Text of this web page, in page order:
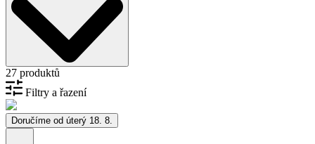
27 produktů
Filtry a řazení
Doručíme od úterý 18. 8.